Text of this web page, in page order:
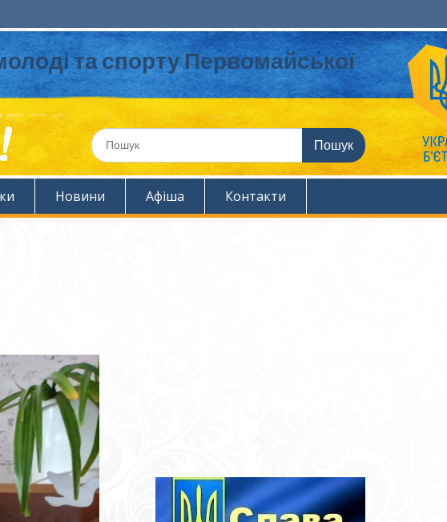
та спорту Первомайської
Шукати:
Новини Афіша Контакти